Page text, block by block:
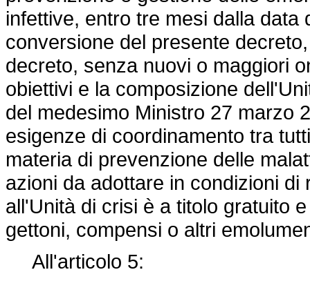
infettive, entro tre mesi dalla
conversione del presente
decreto, senza nuovi o maggiori
obiettivi e la composizione
del medesimo Ministro 27 marzo
esigenze di coordinamento tra
materia di prevenzione delle
azioni da adottare in condizioni
all'Unità di crisi è a titolo gratuito
gettoni, compensi o altri
All'articolo 5: